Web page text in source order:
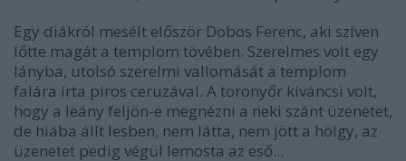
Egy diákról mesélt először Dobos Ferenc, aki szíven
lőtte magát a templom tövében. Szerelmes volt egy
lányba, utolsó szerelmi vallomását a templom
falára írta piros ceruzával. A toronyőr kíváncsi volt,
hogy a leány feljön-e megnézni a neki szánt üzenetet,
de hiába állt lesben, nem látta, nem jött a hölgy, az
üzenetet pedig végül lemosta az eső...